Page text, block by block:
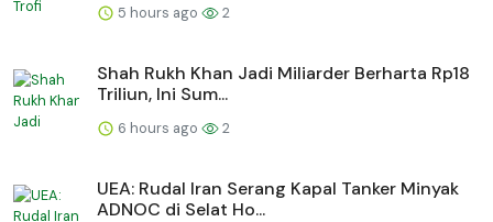
5 hours ago 2
Shah Rukh Khan Jadi Miliarder Berharta Rp18
Triliun, Ini Sum...
6 hours ago 2
UEA: Rudal Iran Serang Kapal Tanker Minyak
ADNOC di Selat Ho...